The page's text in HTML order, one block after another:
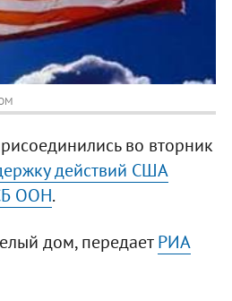
во вторник
действий США
ООН.
дом, передаетРИА